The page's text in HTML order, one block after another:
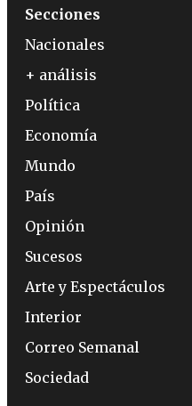
Secciones
Nacionales
+ análisis
Política
Economía
Mundo
País
Opinión
Sucesos
Arte y Espectáculos
Interior
Correo Semanal
Sociedad